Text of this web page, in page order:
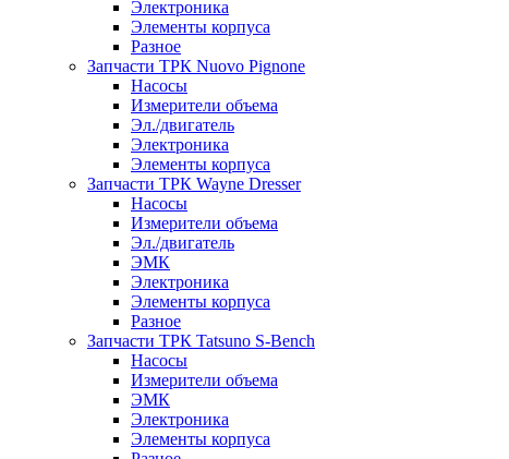
Электроника
Элементы корпуса
Разное
Запчасти ТРК Nuovo Pignone
Насосы
Измерители объема
Эл./двигатель
Электроника
Элементы корпуса
Запчасти ТРК Wayne Dresser
Насосы
Измерители объема
Эл./двигатель
ЭМК
Электроника
Элементы корпуса
Разное
Запчасти ТРК Tatsuno S-Bench
Насосы
Измерители объема
ЭМК
Электроника
Элементы корпуса